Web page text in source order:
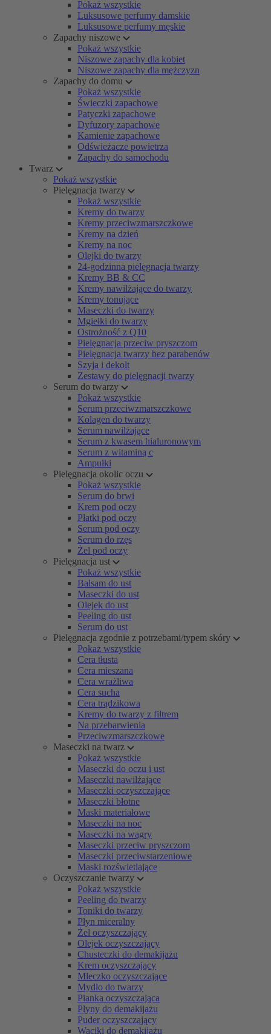
Pokaż wszystkie
Luksusowe perfumy damskie
Luksusowe perfumy męskie
Zapachy niszowe
Pokaż wszystkie
Niszowe zapachy dla kobiet
Niszowe zapachy dla mężczyzn
Zapachy do domu
Pokaż wszystkie
Świeczki zapachowe
Patyczki zapachowe
Dyfuzory zapachowe
Kamienie zapachowe
Odświeżacze powietrza
Zapachy do samochodu
Twarz
Pokaż wszystkie
Pielęgnacja twarzy
Pokaż wszystkie
Kremy do twarzy
Kremy przeciwzmarszczkowe
Kremy na dzień
Kremy na noc
Olejki do twarzy
24-godzinna pielęgnacja twarzy
Kremy BB & CC
Kremy nawilżające do twarzy
Kremy tonujące
Maseczki do twarzy
Mgiełki do twarzy
Ostrożność z Q10
Pielęgnacja przeciw pryszczom
Pielęgnacja twarzy bez parabenów
Szyja i dekolt
Zestawy do pielęgnacji twarzy
Serum do twarzy
Pokaż wszystkie
Serum przeciwzmarszczkowe
Kolagen do twarzy
Serum nawilżające
Serum z kwasem hialuronowym
Serum z witaminą c
Ampułki
Pielęgnacja okolic oczu
Pokaż wszystkie
Serum do brwi
Krem pod oczy
Płatki pod oczy
Serum pod oczy
Serum do rzęs
Żel pod oczy
Pielęgnacja ust
Pokaż wszystkie
Balsam do ust
Maseczki do ust
Olejek do ust
Peeling do ust
Serum do ust
Pielęgnacja zgodnie z potrzebami/typem skóry
Pokaż wszystkie
Cera tłusta
Cera mieszana
Cera wrażliwa
Cera sucha
Cera trądzikowa
Kremy do twarzy z filtrem
Na przebarwienia
Przeciwzmarszczkowe
Maseczki na twarz
Pokaż wszystkie
Maseczki do oczu i ust
Maseczki nawilżające
Maseczki oczyszczające
Maseczki błotne
Maski materiałowe
Maseczki na noc
Maseczki na wągry
Maseczki przeciw pryszczom
Maseczki przeciwstarzeniowe
Maski rozświetlające
Oczyszczanie twarzy
Pokaż wszystkie
Peeling do twarzy
Toniki do twarzy
Płyn miceralny
Żel oczyszczający
Olejek oczyszczający
Chusteczki do demakijażu
Krem oczyszczający
Mleczko oczyszczające
Mydło do twarzy
Pianka oczyszczająca
Płyny do demakijażu
Puder oczyszczający
Waciki do demakijażu